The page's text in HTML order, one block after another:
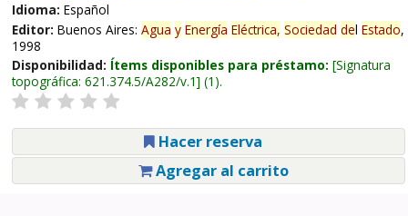
Idioma: Español
Editor: Buenos Aires: Agua y Energía Eléctrica, Sociedad del Estado,
1998
Disponibilidad: Ítems disponibles para préstamo: Signatura
topográfica: 621.374.5/A282/v.1 (1).
Hacer reserva
Agregar al carrito